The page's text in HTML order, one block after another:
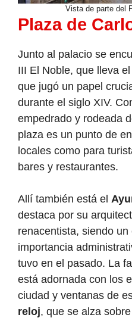
Vista de parte del
Plaza de
Junto al palacio se
III El Noble, que lleva
que jugó un papel
durante el siglo XIV.
empedrado y rodeada
plaza es un punto de
locales como para
bares y restaurantes.
Allí también está el
destaca por su
renacentista, siendo
importancia
tuvo en el pasado. La
está adornada con los
ciudad y ventanas de
reloj, que se alza